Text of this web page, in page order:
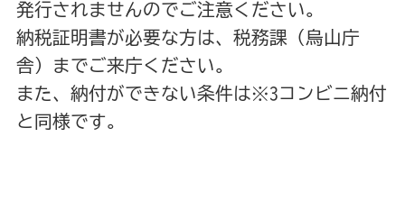
発行されませんのでご注意ください。
納税証明書が必要な方は、税務課（烏山庁
舎）までご来庁ください。
また、納付ができない条件は※3コンビニ納付
と同様です。